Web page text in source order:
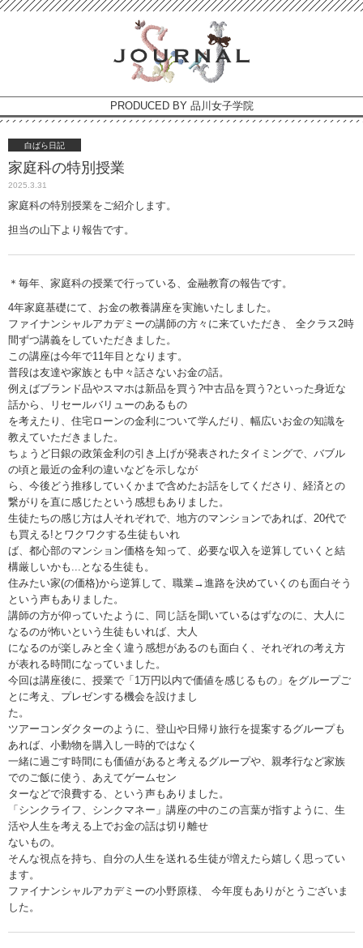
PRODUCED BY 品川女子学院
白ばら日記
家庭科の特別授業
2025.3.31
家庭科の特別授業をご紹介します。
担当の山下より報告です。
＊毎年、家庭科の授業で行っている、金融教育の報告です。
4年家庭基礎にて、お金の教養講座を実施いたしました。
ファイナンシャルアカデミーの講師の方々に来ていただき、 全クラス2時
間ずつ講義をしていただきました。
この講座は今年で11年目となります。
普段は友達や家族とも中々話さないお金の話。
例えばブランド品やスマホは新品を買う?中古品を買う?といった身近な
話から、リセールバリューのあるもの
を考えたり、住宅ローンの金利について学んだり、幅広いお金の知識を
教えていただきました。
ちょうど日銀の政策金利の引き上げが発表されたタイミングで、バブル
の頃と最近の金利の違いなどを示しなが
ら、今後どう推移していくかまで含めたお話をしてくださり、経済との
繋がりを直に感じたという感想もありました。
生徒たちの感じ方は人それぞれで、地方のマンションであれば、20代で
も買える!とワクワクする生徒もいれ
ば、都心部のマンション価格を知って、必要な収入を逆算していくと結
構厳しいかも...となる生徒も。
住みたい家(の価格)から逆算して、職業→進路を決めていくのも面白そう
という声もありました。
講師の方が仰っていたように、同じ話を聞いているはずなのに、大人に
なるのが怖いという生徒もいれば、大人
になるのが楽しみと全く違う感想があるのも面白く、それぞれの考え方
が表れる時間になっていました。
今回は講座後に、授業で「1万円以内で価値を感じるもの」をグループご
とに考え、プレゼンする機会を設けまし
た。
ツアーコンダクターのように、登山や日帰り旅行を提案するグループも
あれば、小動物を購入し一時的ではなく
一緒に過ごす時間にも価値があると考えるグループや、親孝行など家族
でのご飯に使う、あえてゲームセン
ターなどで浪費する、という声もありました。
「シンクライフ、シンクマネー」講座の中のこの言葉が指すように、生
活や人生を考える上でお金の話は切り離せ
ないもの。
そんな視点を持ち、自分の人生を送れる生徒が増えたら嬉しく思ってい
ます。
ファイナンシャルアカデミーの小野原様、 今年度もありがとうございま
した。